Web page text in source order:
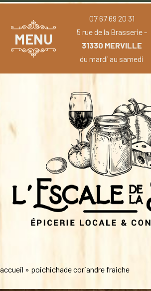
MENU
07 67 69 20 31
5 rue de la Brasserie -
31330 MERVILLE
du mardi au samedi
accueil » poichichade coriandre fraiche